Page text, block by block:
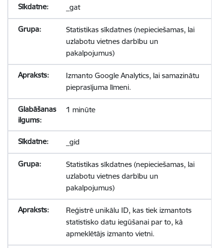
_gat
Statistikas sīkdatnes (nepieciešamas, lai
uzlabotu vietnes darbību un
pakalpojumus)
Izmanto Google Analytics, lai samazinātu
pieprasījuma līmeni.
1 minūte
_gid
Statistikas sīkdatnes (nepieciešamas, lai
uzlabotu vietnes darbību un
pakalpojumus)
Reģistrē unikālu ID, kas tiek izmantots
statistisko datu iegūšanai par to, kā
apmeklētājs izmanto vietni.